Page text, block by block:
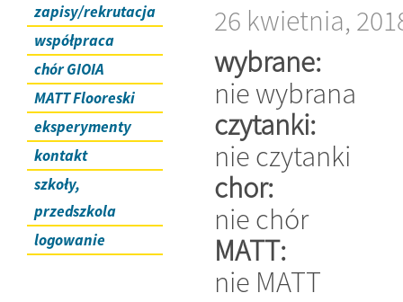
zapisy/rekrutacja
współpraca
chór GIOIA
MATT Flooreski
eksperymenty
kontakt
szkoły,
przedszkola
logowanie
26 kwietnia,
wybrane:
nie wybrana
czytanki:
nie czytanki
chor:
nie chór
MATT:
nie MATT